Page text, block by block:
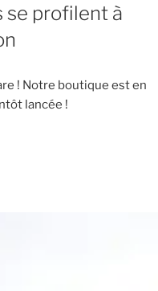
se profilent à
! Notre boutique est en
lancée !